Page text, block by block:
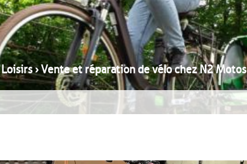
Loisirs› Vente et réparation de vélo chez N2 Motos